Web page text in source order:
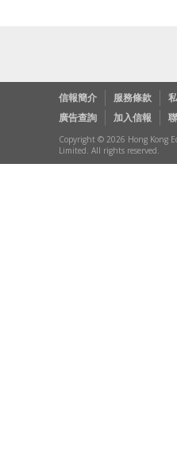
信報簡介 服務條款
廣告查詢
加入信報
Copyright © 2026 Hong Kong
Limited. All rights reserved.